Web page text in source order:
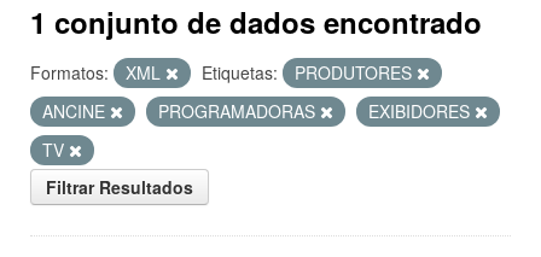
1 conjunto de dados encontrado
Formatos: XML Etiquetas:
PRODUTORES
ANCINE
PROGRAMADORAS
EXIBIDORES
TV
Filtrar Resultados